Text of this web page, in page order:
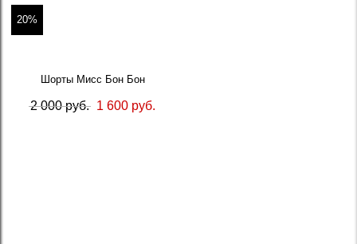
20%
Шорты Мисс Бон Бон
2 000 руб. 1 600 руб.